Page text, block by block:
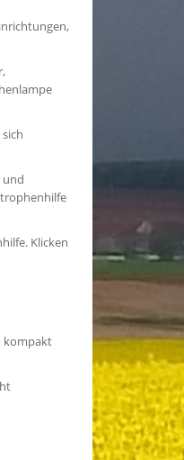
und
Klicken
kompakt